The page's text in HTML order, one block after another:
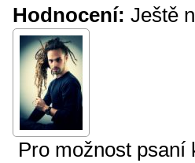
Hodnocení: Ještě
Pro možnost